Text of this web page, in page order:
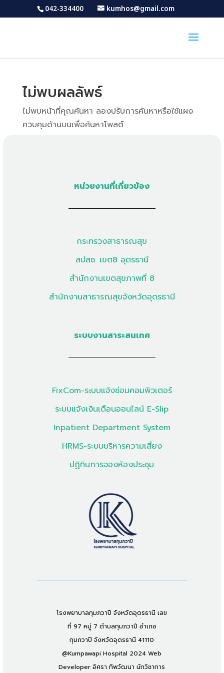
042-334400 kumhos@gmail.com
ไม่พบผลลัพธ์
ไม่พบหน้าที่คุณค้นหา ลองปรับการค้นหาหรือใช้แผง
ควบคุมด้านบนเพื่อค้นหาโพสต์
หน่วยงานที่เกี่ยวข้อง
กระทรวงสาธารณสุข
สปสช. เขต8 อุดรธานี
สำนักงานเขตสุขภาพที่ 8
สำนักงานสาธารณสุขจังหวัดอุดรธานี
ระบบงานสาระสนเทศ
FixCom-ระบบแจ้งซ่อมคอมพิวเตอร์
ระบบแจ้งเงินเดือนออนไลน์ E-Slip
Inpatient Department System
HRMS-ระบบบริหารความเสี่ยง
ปฏิทินการจองห้องประชุม
โรงพยาบาลกุมภวาปี จังหวัดอุดรธานี เลข
ที่ 97 หมู่ 7 ตำบลกุมภวาปี อำเภอ
กุมภวาปี จังหวัดอุดรธานี 41110
@Kumpawapi Hospital 2024 Web
Developer อิศรา ทิพวัฒนา นักวิชาการ